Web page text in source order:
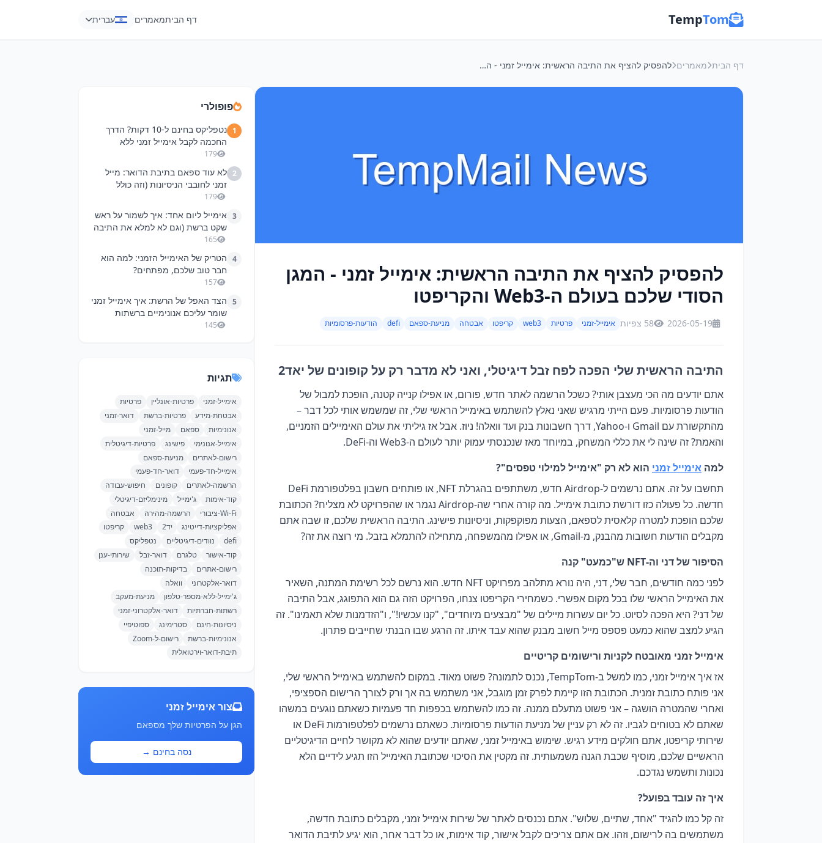
TempTom דף הביתמאמרים עברית
דף הבית מאמרים להפסיק להציף את התיבה הראשית: אימייל זמני - המגן הסודי שלכם בעולם ה-Web3 והקריפטו
להפסיק להציף את התיבה הראשית: אימייל זמני - המגן
הסודי שלכם בעולם ה-Web3 והקריפטו
2026-05-19 58 צפיות אימייל-זמני פרטיות web3 קריפטו אבטחה מניעת-ספאם defi הודעות-פרסומיות
התיבה הראשית שלי הפכה לפח זבל דיגיטלי, ואני לא מדבר רק על קופונים של יאד2
אתם יודעים מה הכי מעצבן אותי? כשכל הרשמה לאתר חדש, פורום, או אפילו קנייה קטנה, הופכת למבול של
הודעות פרסומיות. פעם הייתי מרגיש שאני נאלץ להשתמש באימייל הראשי שלי, זה שמשמש אותי לכל דבר –
מהתקשורת עם Gmail ו-Yahoo, דרך חשבונות בנק ועד וואלה! ניוז. אבל אז גיליתי את עולם האימיילים הזמניים,
והאמת? זה שינה לי את כללי המשחק, במיוחד מאז שנכנסתי עמוק יותר לעולם ה-Web3 וה-DeFi.
למה אימייל זמני הוא לא רק "אימייל למילוי טפסים"?
תחשבו על זה. אתם נרשמים ל-Airdrop חדש, משתתפים בהגרלת NFT, או פותחים חשבון בפלטפורמת DeFi
חדשה. כל פעולה כזו דורשת כתובת אימייל. מה קורה אחרי שה-Airdrop נגמר או שהפרויקט לא מצליח? הכתובת
שלכם הופכת למטרה קלאסית לספאם, הצעות מפוקפקות, וניסיונות פישינג. התיבה הראשית שלכם, זו שבה אתם
מקבלים הודעות חשובות מהבנק, מ-Gmail, או אפילו מהמשפחה, מתחילה להתמלא בזבל. מי רוצה את זה?
הסיפור של דני וה-NFT ש"כמעט" קנה
לפני כמה חודשים, חבר שלי, דני, היה נורא מתלהב מפרויקט NFT חדש. הוא נרשם לכל רשימת המתנה, השאיר
את האימייל הראשי שלו בכל מקום אפשרי. כשמחירי הקריפטו צנחו, הפרויקט הזה גם הוא התפוגג, אבל התיבה
של דני? היא הפכה לסיוט. כל יום עשרות מיילים של "מבצעים מיוחדים", "קנו עכשיו!", ו"הזדמנות שלא תאמינו". זה
הגיע למצב שהוא כמעט פספס מייל חשוב מבנק שהוא עבד איתו. זה הרגע שבו הבנתי שחייבים פתרון.
אימייל זמני מאובטח לקניות ורישומים קריטיים
אז איך אימייל זמני, כמו למשל ב-TempTom, נכנס לתמונה? פשוט מאוד. במקום להשתמש באימייל הראשי שלי,
אני פותח כתובת זמנית. הכתובת הזו קיימת לפרק זמן מוגבל, אני משתמש בה אך ורק לצורך הרישום הספציפי,
ואחרי שהמטרה הושגה – אני פשוט מתעלם ממנה. זה כמו להשתמש בכפפות חד פעמיות כשאתם נוגעים במשהו
שאתם לא בטוחים לגביו. זה לא רק עניין של מניעת הודעות פרסומיות. כשאתם נרשמים לפלטפורמות DeFi או
שירותי קריפטו, אתם חולקים מידע רגיש. שימוש באימייל זמני, שאתם יודעים שהוא לא מקושר לחיים הדיגיטליים
הראשיים שלכם, מוסיף שכבת הגנה משמעותית. זה מקטין את הסיכוי שכתובת האימייל הזו תגיע לידיים הלא
נכונות ותשמש נגדכם.
איך זה עובד בפועל?
זה קל כמו להגיד "אחד, שתיים, שלוש". אתם נכנסים לאתר של שירות אימייל זמני, מקבלים כתובת חדשה,
משתמשים בה לרישום, וזהו. אם אתם צריכים לקבל אישור, קוד אימות, או כל דבר אחר, הוא יגיע לתיבת הדואר
פופולרי
1
נטפליקס בחינם ל-10 דקות? הדרך
החכמה לקבל אימייל זמני ללא
הרשמה
179
2 לא עוד ספאם בתיבת הדואר: מייל
זמני לחובבי הניסיונות (וזה כולל
נטפליקס!)
179
3 אימייל ליום אחד: איך לשמור על ראש
שקט ברשת (וגם לא למלא את התיבה
בפירסומות)
165
4 הטריק של האימייל הזמני: למה הוא
חבר טוב שלכם, מפתחים?
157
5 הצד האפל של הרשת: איך אימייל זמני
שומר עליכם אנונימיים ברשתות
החברתיות
145
תגיות
אימייל-זמני פרטיות-אונליין
פרטיות
אבטחת-מידע
פרטיות-ברשת
דואר-זמני
אנונימיות
ספאם
מייל-זמני
אימייל-אנונימי
פישינג
פרטיות-דיגיטלית
רישום-לאתרים
מניעת-ספאם
אימייל-חד-פעמי
דואר-חד-פעמי
הרשמה-לאתרים
קופונים
חיפוש-עבודה
קוד-אימות
ג'ימייל
מינימליזם-דיגיטלי
Wi-Fi-ציבורי
הרשמה-מהירה
אבטחה
אפליקציות-דייטינג
יד2 web3
קריפטו
defi
נוודים-דיגיטליים
נטפליקס
קוד-אישור
טלגרם דואר-זבל
שירותי-ענן
רישום-אתרים
בדיקות-תוכנה
דואר-אלקטרוני
וואלה
ג'ימייל-ללא-מספר-טלפון
מניעת-מעקב
רשתות-חברתיות
דואר-אלקטרוני-זמני
ניסיונות-חינם
סטרימינג
ספוטיפיי
אנונימיות-ברשת
רישום-ל-Zoom
תיבת-דואר-וירטואלית
צור אימייל זמני
הגן על הפרטיות שלך מספאם
נסה בחינם →